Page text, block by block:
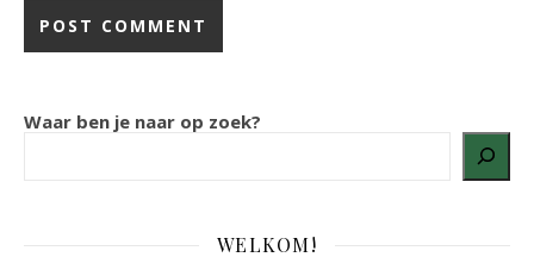
Waar ben je naar op zoek?
WELKOM!